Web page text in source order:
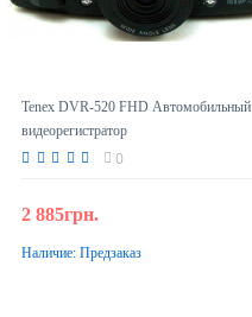
Tenex DVR-520 FHD Автомобильный
видеорегистратор
0
2 885грн.
Предзаказ
Наличие: Предзаказ